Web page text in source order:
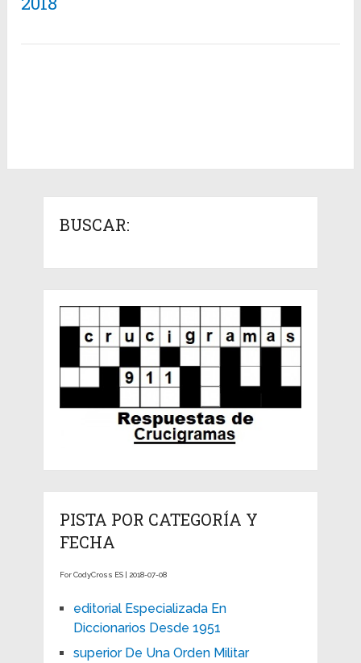
BUSCAR:
PISTA POR CATEGORÍA Y
FECHA
For CodyCross ES | 2018-07-08
editorial Especializada En
Diccionarios Desde 1951
superior De Una Orden Militar